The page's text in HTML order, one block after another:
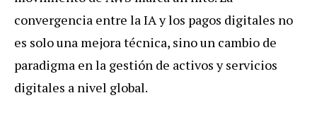
convergencia entre la IA y los pagos digitales no
es solo una mejora técnica, sino un cambio de
paradigma en la gestión de activos y servicios
digitales a nivel global.